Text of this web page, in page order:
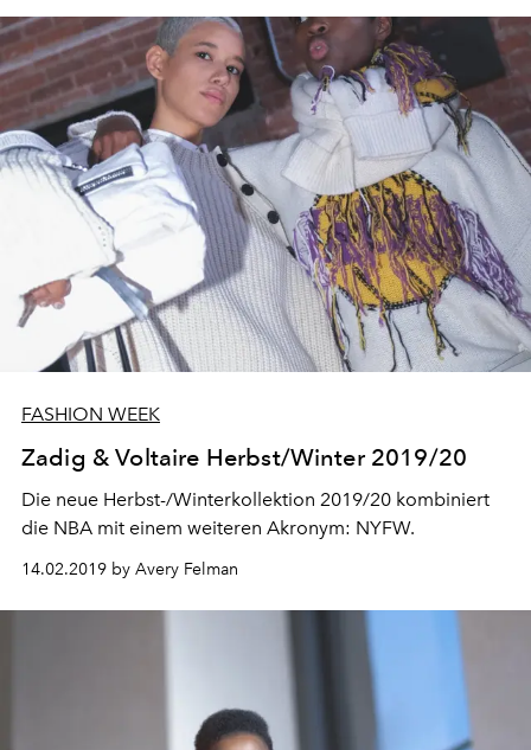
FASHION WEEK
Zadig & Voltaire Herbst/Winter 2019/20
Die neue Herbst-/Winterkollektion 2019/20 kombiniert
die NBA mit einem weiteren Akronym: NYFW.
14.02.2019 by Avery Felman